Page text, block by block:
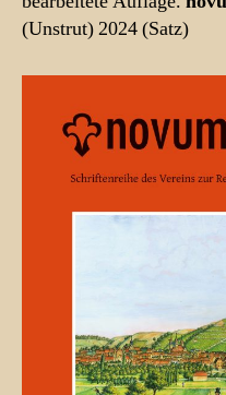
(Unstrut) 2024 (Satz)